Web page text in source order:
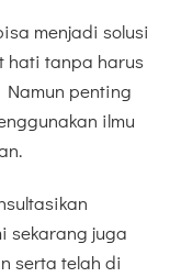
menjadi solusi
hati tanpa harus
penting
ilmu
sekarang juga
serta telah di